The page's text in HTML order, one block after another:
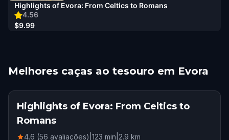
4.56
Highlights of Evora: From Celtics to Romans
$9.99
Melhores caças ao tesouro em Evora
Highlights of Evora: From Celtics to
Romans
4.6 (56 avaliações) 123 min 2.9 km